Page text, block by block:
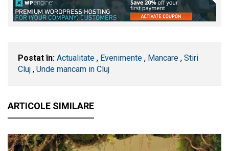
Postat în: Actualitate , Evenimente , Mancare , Stiri
Cluj , Unde mancam in Cluj
ARTICOLE SIMILARE